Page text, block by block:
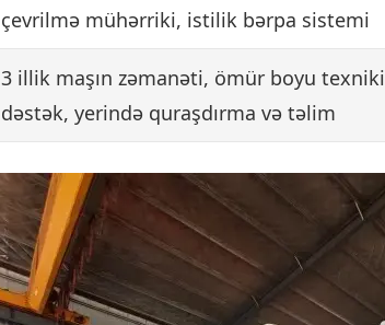
çevrilmə mühərriki, istilik bərpa sistemi
3 illik maşın zəmanəti, ömür boyu texniki
dəstək, yerində quraşdırma və təlim